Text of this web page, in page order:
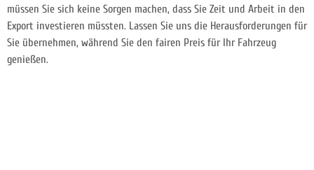
müssen Sie sich keine Sorgen machen, dass Sie Zeit und Arbeit in den
Export investieren müssten. Lassen Sie uns die Herausforderungen für
Sie übernehmen, während Sie den fairen Preis für Ihr Fahrzeug
genießen.